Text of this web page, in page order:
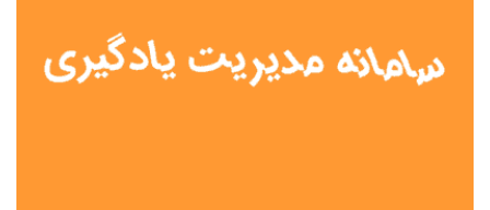
نمونه دولتی
هیات امنایی